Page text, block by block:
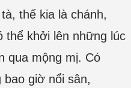
thế kia là chánh,
thể khởi lên những lúc
qua mộng mị. Có
giờ nổi sân,